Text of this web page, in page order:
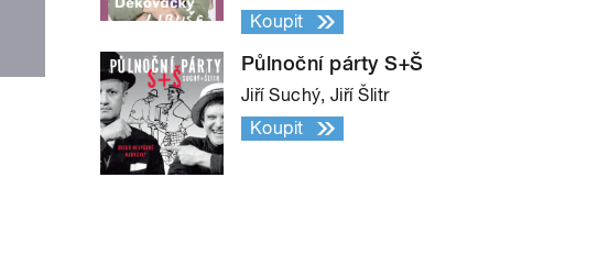
Koupit
Půlnoční párty S+Š
Jiří Suchý, Jiří Šlitr
Koupit